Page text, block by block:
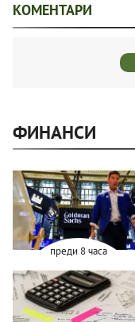
КОМЕНТАРИ
ФИНАНСИ
преди 8 часа